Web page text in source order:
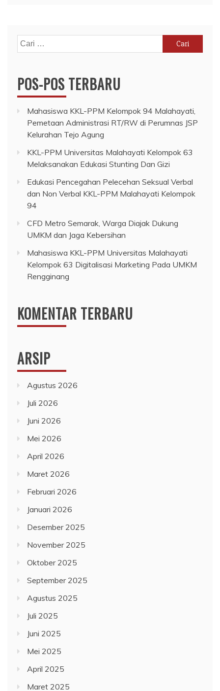
Cari
untuk:
POS-POS TERBARU
Mahasiswa KKL-PPM Kelompok 94 Malahayati,
Pemetaan Administrasi RT/RW di Perumnas JSP
Kelurahan Tejo Agung
KKL-PPM Universitas Malahayati Kelompok 63
Melaksanakan Edukasi Stunting Dan Gizi
Edukasi Pencegahan Pelecehan Seksual Verbal
dan Non Verbal KKL-PPM Malahayati Kelompok
94
CFD Metro Semarak, Warga Diajak Dukung
UMKM dan Jaga Kebersihan
Mahasiswa KKL-PPM Universitas Malahayati
Kelompok 63 Digitalisasi Marketing Pada UMKM
Rengginang
KOMENTAR TERBARU
ARSIP
Agustus 2026
Juli 2026
Juni 2026
Mei 2026
April 2026
Maret 2026
Februari 2026
Januari 2026
Desember 2025
November 2025
Oktober 2025
September 2025
Agustus 2025
Juli 2025
Juni 2025
Mei 2025
April 2025
Maret 2025